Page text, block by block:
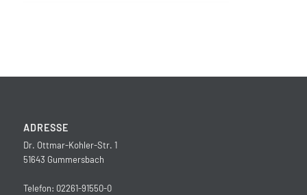
ADRESSE
Dr. Ottmar-Kohler-Str. 1
51643 Gummersbach
Telefon: 02261-91550-0